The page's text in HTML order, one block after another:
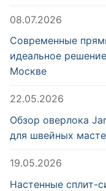
08.07.2026
Современные
идеальное
Москве
22.05.2026
Обзор оверлока
для швейных
19.05.2026
Настенные сплит-